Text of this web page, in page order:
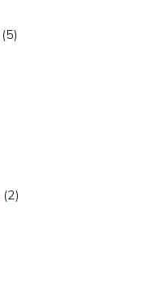
(5)
(2)